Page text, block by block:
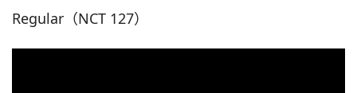
Regular（NCT 127）